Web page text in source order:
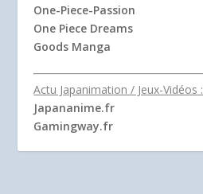
One-Piece-Passion
One Piece Dreams
Goods Manga
Actu Japanimation / Jeux-Vidéos :
Japananime.fr
Gamingway.fr